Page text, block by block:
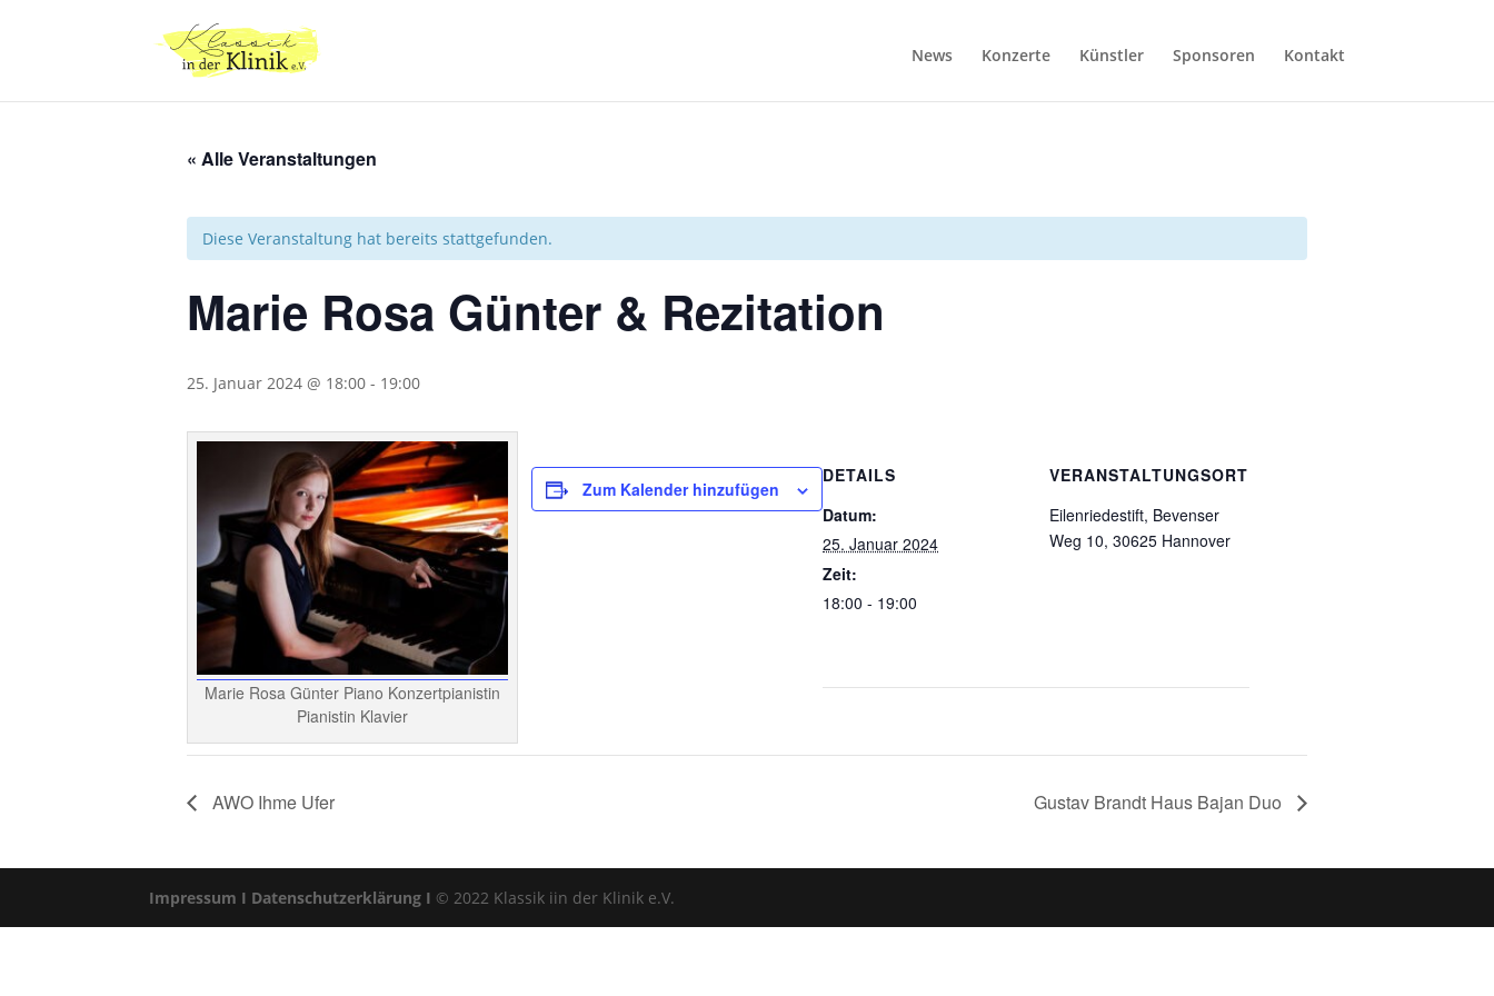
News Konzerte Künstler Sponsoren Kontakt
« Alle Veranstaltungen
Diese Veranstaltung hat bereits stattgefunden.
Marie Rosa Günter & Rezitation
25. Januar 2024 @ 18:00 - 19:00
Marie Rosa Günter Piano Konzertpianistin
Pianistin Klavier
Zum Kalender hinzufügen
DETAILS
Datum:
25. Januar 2024
Zeit:
18:00 - 19:00
VERANSTALTUNGSORT
Eilenriedestift, Bevenser
Weg 10, 30625 Hannover
AWO Ihme Ufer Gustav Brandt Haus Bajan Duo
Impressum I Datenschutzerklärung I © 2022 Klassik iin der Klinik e.V.